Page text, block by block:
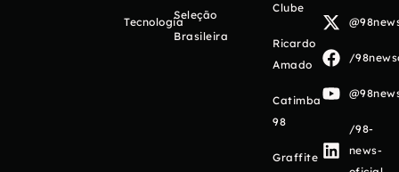
Tecnologia
Seleção
Brasileira
Clube
Ricardo
Amado
Catimba
98
Graffite
/
/98-
news-